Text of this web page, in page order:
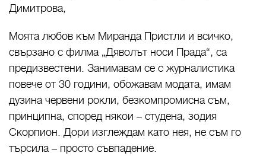
Димитрова,
Моята любов към Миранда Пристли и всичко,
свързано с филма „Дяволът носи Прада“, са
предизвестени. Занимавам се с журналистика
повече от 30 години, обожавам модата, имам
дузина червени рокли, безкомпромисна съм,
принципна, според някои – студена, зодия
Скорпион. Дори изглеждам като нея, не съм го
търсила – просто съвпадeние.